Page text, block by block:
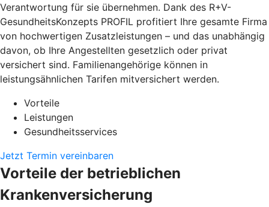
Verantwortung für sie übernehmen. Dank des R+V-
GesundheitsKonzepts PROFIL profitiert Ihre gesamte Firma
von hochwertigen Zusatzleistungen – und das unabhängig
davon, ob Ihre Angestellten gesetzlich oder privat
versichert sind. Familienangehörige können in
leistungsähnlichen Tarifen mitversichert werden.
Vorteile
Leistungen
Gesundheitsservices
Jetzt Termin vereinbaren
Vorteile der betrieblichen
Krankenversicherung